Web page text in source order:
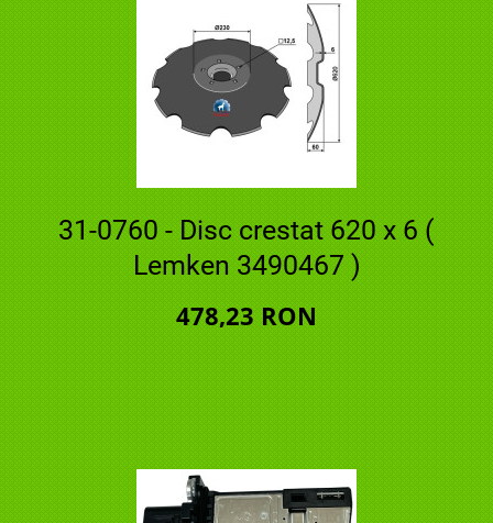
31-0760 - Disc crestat 620 x 6 (
Lemken 3490467 )
478,23 RON